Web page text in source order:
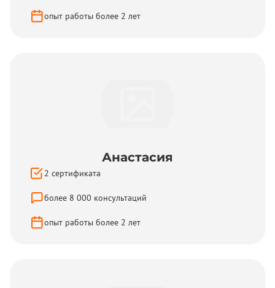
опыт работы более 2 лет
Анастасия
2 сертификата
более 8 000 консультаций
опыт работы более 2 лет